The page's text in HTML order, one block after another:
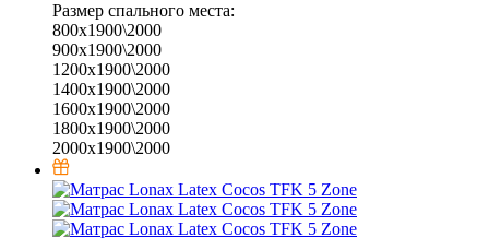
Размер спального места:
800х1900\2000
900х1900\2000
1200х1900\2000
1400х1900\2000
1600х1900\2000
1800х1900\2000
2000х1900\2000